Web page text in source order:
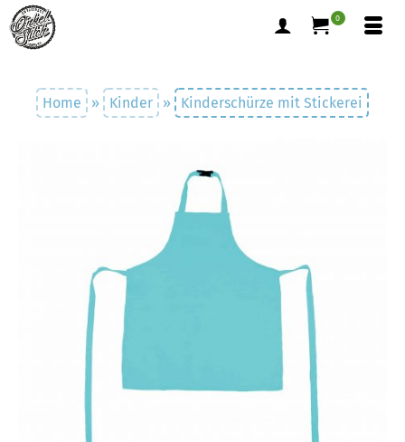
0
Home » Kinder » Kinderschürze mit Stickerei